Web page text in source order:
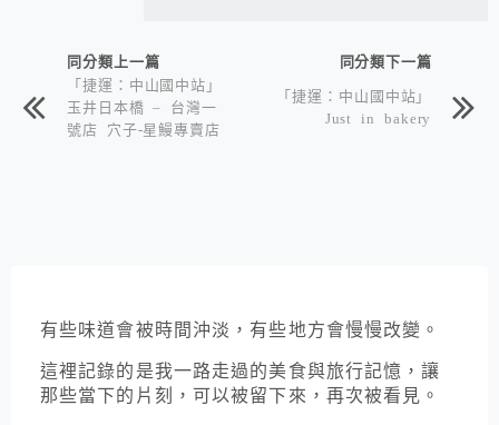
同分類上一篇
「捷運：中山國中站」
玉井日本橋 – 台灣一
號店 穴子-星鰻專賣店
同分類下一篇
「捷運：中山國中站」
Just in bakery
有些味道會被時間沖淡，有些地方會慢慢改變。
這裡記錄的是我一路走過的美食與旅行記憶，讓
那些當下的片刻，可以被留下來，再次被看見。